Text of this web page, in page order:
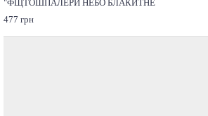
"ФЩТОШПАЛЕРИ НЕБО БЛАКИТНЕ
477 грн